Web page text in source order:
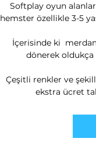
Softplay oyun
hemster özellikle 3-5
İçerisinde ki
dönerek oldukça
Çeşitli renkler ve
ekstra ücret